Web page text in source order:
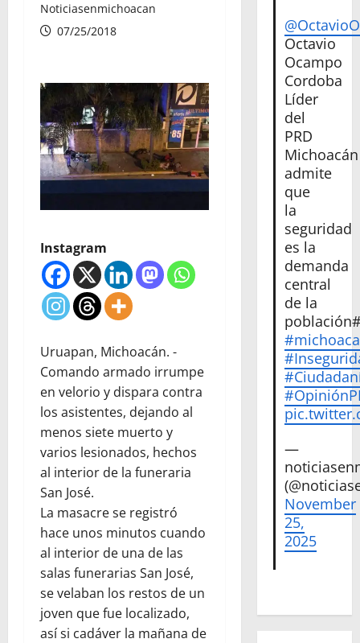
Noticiasenmichoacan
07/25/2018
Instagram
Uruapan, Michoacán. -
Comando armado irrumpe
en velorio y dispara contra
los asistentes, dejando al
menos siete muerto y
varios lesionados, hechos
al interior de la funeraria
San José.
La masacre se registró
hace unos minutos cuando
al interior de una de las
salas funerarias San José,
se velaban los restos de un
joven que fue localizado,
así si cadáver la mañana de
Octavio
Ocampo
Cordoba
Líder
del
PRD
Michoacán
admite
que
la
seguridad
es la
demanda
central
de la
—
November
25,
2025